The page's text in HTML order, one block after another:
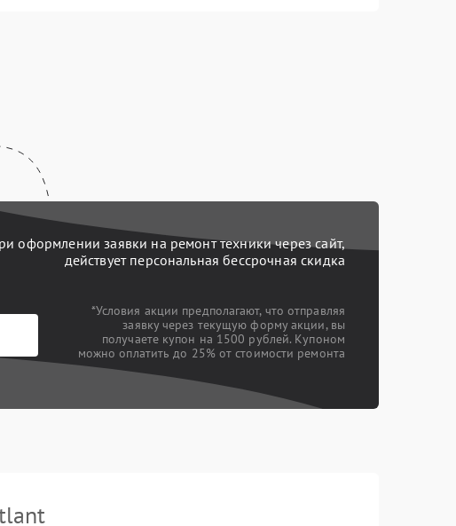
оформлении заявки на ремонт техники через сайт,
действует персональная бессрочная скидка
*Условия акции предполагают, что отправляя
заявку через текущую форму акции, вы
получаете купон на 1500 рублей. Купоном
можно оплатить до 25% от стоимости ремонта